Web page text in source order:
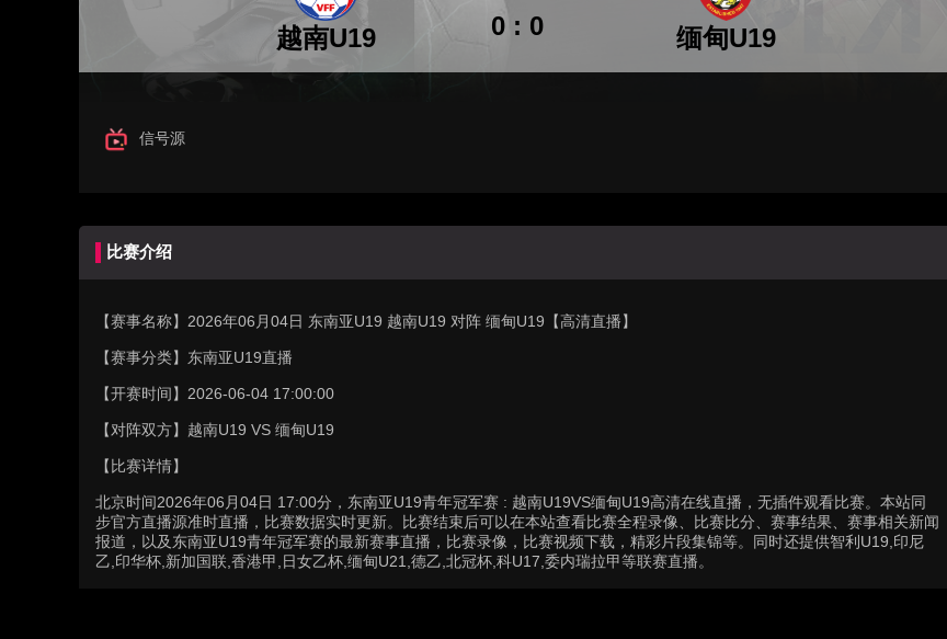
越南U19 0 : 0
缅甸U19
信号源
比赛介绍
【赛事名称】 2026年06月04日 东南亚U19 越南U19 对阵 缅甸U19【高清直播】
【赛事分类】 东南亚U19直播
【开赛时间】 2026-06-04 17:00:00
【对阵双方】 越南U19 VS 缅甸U19
【比赛详情】
北京时间2026年06月04日 17:00分，东南亚U19青年冠军赛 : 越南U19VS缅甸U19高清在线直播，无插件观看比赛。本站同
步官方直播源准时直播，比赛数据实时更新。比赛结束后可以在本站查看比赛全程录像、比赛比分、赛事结果、赛事相关新闻
报道，以及东南亚U19青年冠军赛的最新赛事直播，比赛录像，比赛视频下载，精彩片段集锦等。同时还提供智利U19,印尼
乙,印华杯,新加国联,香港甲,日女乙杯,缅甸U21,德乙,北冠杯,科U17,委内瑞拉甲等联赛直播。